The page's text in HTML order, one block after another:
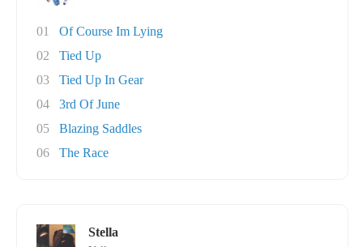
01
Of Course Im Lying
02
Tied Up
03
Tied Up In Gear
04
3rd Of June
05
Blazing Saddles
06
The Race
Stella